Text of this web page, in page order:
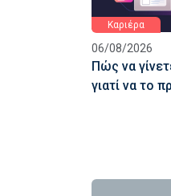
Καριέρα
06/08/2026
Πώς να
γιατί να το